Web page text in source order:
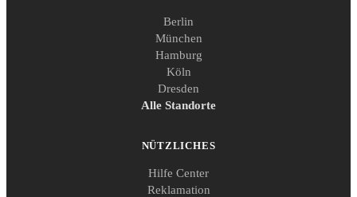
Berlin
München
Hamburg
Köln
Dresden
Alle Standorte
NÜTZLICHES
Hilfe Center
Reklamation